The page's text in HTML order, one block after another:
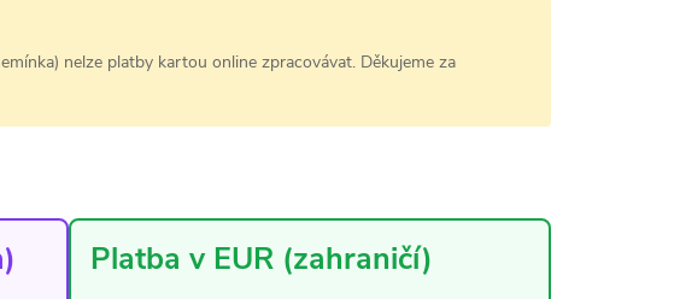
nelze platby kartou online zpracovávat. Děkujeme za
Platba v EUR (zahraničí)